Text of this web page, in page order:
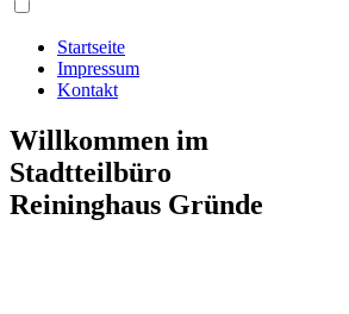
Startseite
Impressum
Kontakt
Willkommen im
Stadtteilbüro
Reininghaus Gründe